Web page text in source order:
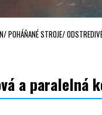
/POHÁŇANÉ STROJE/
a paralelná